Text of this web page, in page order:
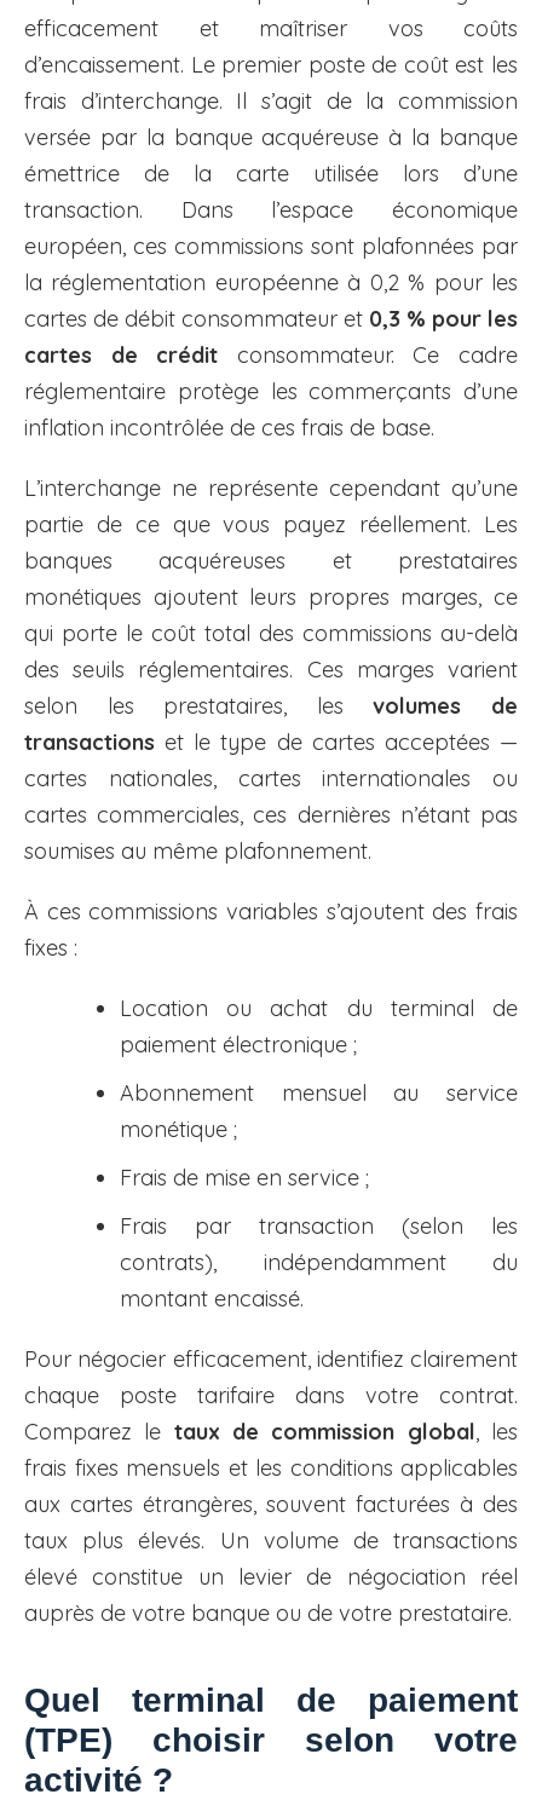
efficacement et maîtriser vos coûts
d’encaissement. Le premier poste de coût est les
frais d’interchange. Il s’agit de la commission
versée par la banque acquéreuse à la banque
émettrice de la carte utilisée lors d’une
transaction. Dans l’espace économique
européen, ces commissions sont plafonnées par
la réglementation européenne à 0,2 % pour les
cartes de débit consommateur et 0,3 % pour les
cartes de crédit consommateur. Ce cadre
réglementaire protège les commerçants d’une
inflation incontrôlée de ces frais de base.
L’interchange ne représente cependant qu’une
partie de ce que vous payez réellement. Les
banques acquéreuses et prestataires
monétiques ajoutent leurs propres marges, ce
qui porte le coût total des commissions au-delà
des seuils réglementaires. Ces marges varient
selon les prestataires, les volumes de
transactions et le type de cartes acceptées —
cartes nationales, cartes internationales ou
cartes commerciales, ces dernières n’étant pas
soumises au même plafonnement.
À ces commissions variables s’ajoutent des frais
fixes :
Location ou achat du terminal de
paiement électronique ;
Abonnement mensuel au service
monétique ;
Frais de mise en service ;
Frais par transaction (selon les
contrats), indépendamment du
montant encaissé.
Pour négocier efficacement, identifiez clairement
chaque poste tarifaire dans votre contrat.
Comparez le taux de commission global, les
frais fixes mensuels et les conditions applicables
aux cartes étrangères, souvent facturées à des
taux plus élevés. Un volume de transactions
élevé constitue un levier de négociation réel
auprès de votre banque ou de votre prestataire.
Quel terminal de paiement
(TPE) choisir selon votre
activité ?